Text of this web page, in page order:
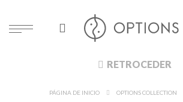
RETROCEDER
PÁGINA DE INICIO OPTIONS COLLECTION